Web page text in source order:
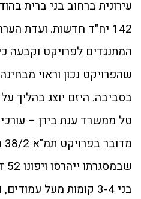
עירונית ברחוב בני ברית
142 יח"ד חדשות. ועדת
המתנגדים לפרויקט וקבעה
שהפרויקט נכון וראוי
בסביבה. היזם יוצג בהליך
טל ממשרד ענת בירן – עורכי